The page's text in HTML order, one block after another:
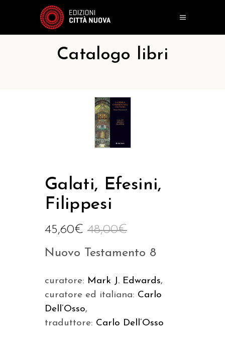
Catalogo libri
Galati, Efesini,
Filippesi
48,00€
45,60€
Nuovo Testamento 8
curatore: Mark J. Edwards,
curatore ed italiana: Carlo
Dell’Osso,
traduttore: Carlo Dell’Osso